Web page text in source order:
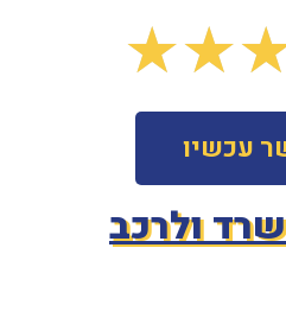
★
★
עכשיו
ולרכב